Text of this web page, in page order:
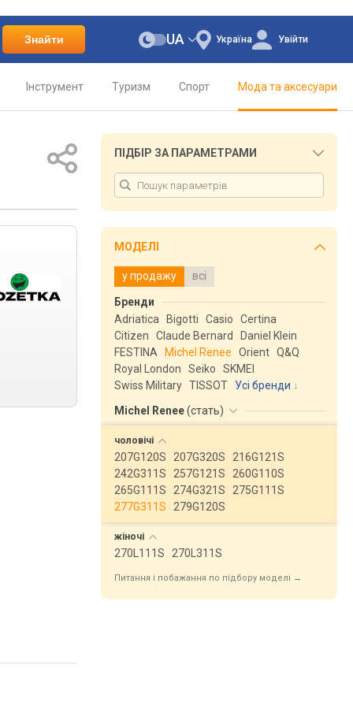
Знайти Україна
UA Увійти
Інструмент Туризм Спорт Мода та аксесуари
ПІДБІР ЗА ПАРАМЕТРАМИ
МОДЕЛІ
у продажу всі
Бренди
Adriatica
Bigotti Casio
Certina
Citizen
Claude Bernard
Daniel Klein
FESTINA
Michel Renee Orient Q&Q
Royal London
Seiko
SKMEI
Swiss Military TISSOT
Усі бренди
Michel Renee(стать)
чоловічі
207G120S 207G320S
216G121S
242G311S
257G121S
260G110S
265G111S
274G321S
275G111S
277G311S
279G120S
жіночі
270L111S 270L311S
Питання і побажання по підбору моделі →